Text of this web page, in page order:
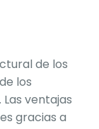
de los
los
ventajas
gracias a